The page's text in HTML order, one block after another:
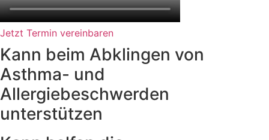
Jetzt Termin vereinbaren
Kann beim Abklingen von
Asthma- und
Allergiebeschwerden
unterstützen